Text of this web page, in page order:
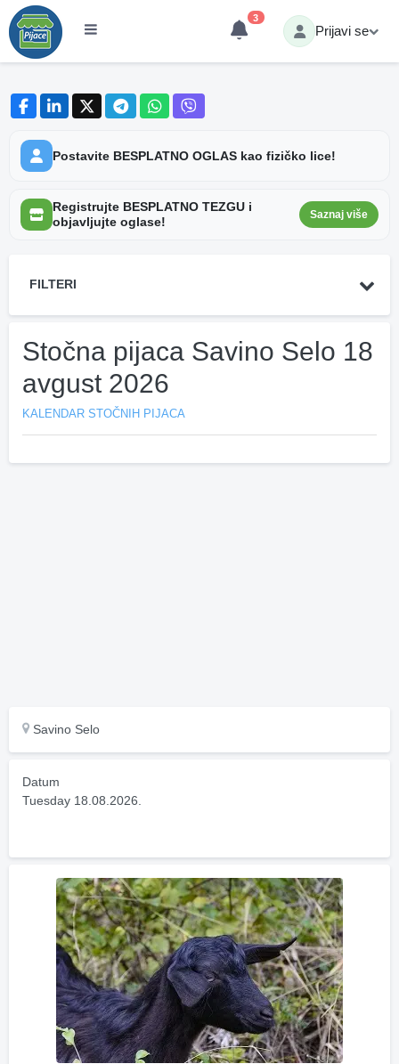
3
Prijavi se
Postavite BESPLATNO OGLAS kao fizičko lice!
Registrujte BESPLATNO TEZGU i
objavljujte oglase!
Saznaj više
FILTERI
Stočna pijaca Savino Selo 18
avgust 2026
KALENDAR STOČNIH PIJACA
Savino Selo
Datum
Tuesday 18.08.2026.